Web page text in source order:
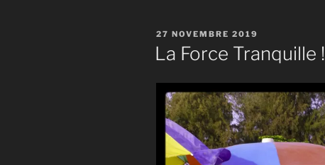
PUBLIÉ
LE
27 NOVEMBRE 2019
La Force Tranquille !